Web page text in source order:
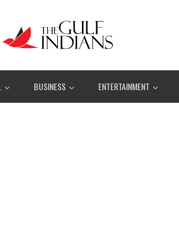
BUSINESS ENTERTAINMENT